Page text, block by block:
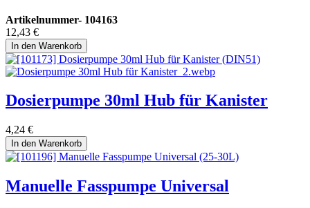
Artikelnummer- 104163
12,43 €
In den Warenkorb
Dosierpumpe 30ml Hub für Kanister
4,24 €
In den Warenkorb
Manuelle Fasspumpe Universal